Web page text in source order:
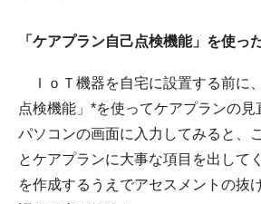
「ケアプラン自己点検機能」を使っ
ＩｏＴ機器を自宅に設置する前に
点検機能」*を使ってケアプランの見
パソコンの画面に入力してみると、
とケアプランに大事な項目を出して
を作成するうえでアセスメントの抜